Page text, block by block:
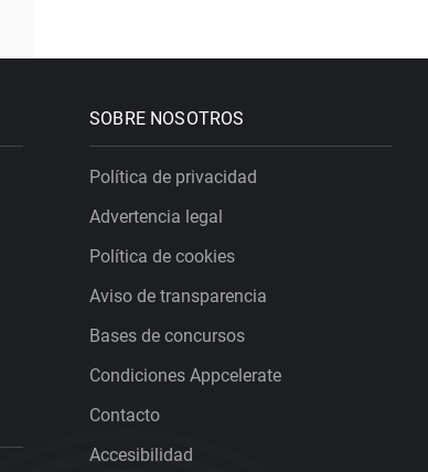
SOBRE NOSOTROS
Política de privacidad
Advertencia legal
Política de cookies
Aviso de transparencia
Bases de concursos
Condiciones Appcelerate
Contacto
Accesibilidad